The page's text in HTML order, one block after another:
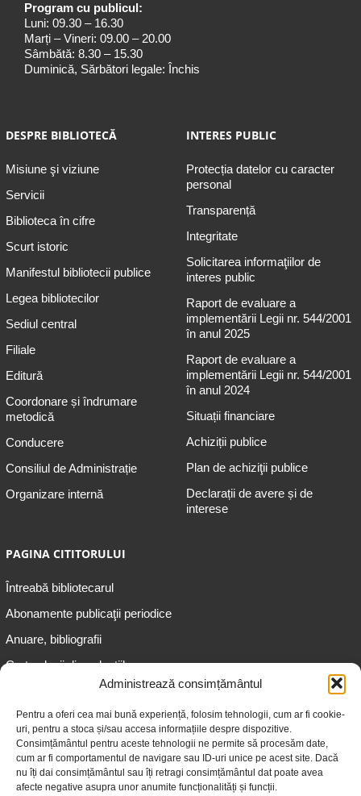
Administrează consimțământul
Pentru a oferi cea mai bună experiență, folosim tehnologii, cum ar fi cookie-
uri, pentru a stoca și/sau accesa informațiile despre dispozitive.
Consimțământul pentru aceste tehnologii ne permite să procesăm date,
cum ar fi comportamentul de navigare sau ID-uri unice pe acest site. Dacă
nu îți dai consimțământul sau îți retragi consimțământul dat poate avea
afecte negative asupra unor anumite funcționalități și funcții.
Program cu publicul:
Luni: 09.30 – 16.30
Marți – Vineri: 09.00 – 20.00
Sâmbătă: 8.30 – 15.30
Duminică, Sărbători legale: Închis
DESPRE BIBLIOTECĂ
Misiune şi viziune
Servicii
Biblioteca în cifre
Scurt istoric
Manifestul bibliotecii publice
Legea bibliotecilor
Sediul central
Filiale
Editură
Coordonare și îndrumare
metodică
Conducere
Consiliul de Administrație
Organizare internă
INTERES PUBLIC
Protecția datelor cu caracter
personal
Transparență
Integritate
Solicitarea informaţiilor de
interes public
Raport de evaluare a
implementării Legii nr. 544/2001
în anul 2025
Raport de evaluare a
implementării Legii nr. 544/2001
în anul 2024
Situații financiare
Achiziții publice
Plan de achiziţii publice
Declarații de avere și de
interese
PAGINA CITITORULUI
Întreabă bibliotecarul
Abonamente publicaţii periodice
Anuare, bibliografii
Cartea lunii din colecțiile
Informații pentru adolescenți
Informații pentru adulți
Informații pentru seniori